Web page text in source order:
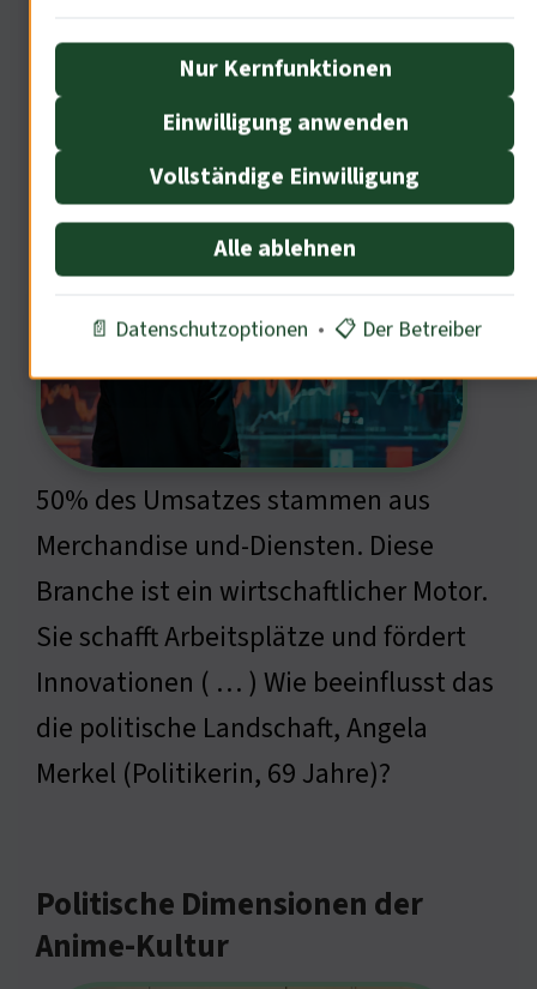
Ökonomische Auswirkungen der
Anime-Industrie
50% des Umsatzes stammen aus
Merchandise und-Diensten. Diese
Branche ist ein wirtschaftlicher Motor.
Sie schafft Arbeitsplätze und fördert
Innovationen ( … ) Wie beeinflusst das
die politische Landschaft, Angela
Merkel (Politikerin, 69 Jahre)?
Politische Dimensionen der
Anime-Kultur
Nur Kernfunktionen
Einwilligung anwenden
Vollständige Einwilligung
Alle ablehnen
📄 Datenschutzoptionen • 📋 Der Betreiber